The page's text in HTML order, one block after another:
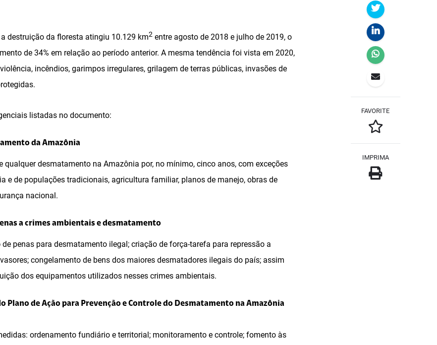
destruição da floresta atingiu 10.129 km2 entre agosto de 2018 e julho de 2019, o
de 34% em relação ao período anterior. A mesma tendência foi vista em 2020,
incêndios, garimpos irregulares, grilagem de terras públicas, invasões de
listadas no documento:
da Amazônia
qualquer desmatamento na Amazônia por, no mínimo, cinco anos, com exceções
e de populações tradicionais, agricultura familiar, planos de manejo, obras de
nacional.
a crimes ambientais e desmatamento
penas para desmatamento ilegal; criação de força-tarefa para repressão a
congelamento de bens dos maiores desmatadores ilegais do país; assim
dos equipamentos utilizados nesses crimes ambientais.
Plano de Ação para Prevenção e Controle do Desmatamento na Amazônia
ordenamento fundiário e territorial; monitoramento e controle; fomento às
FAVORITE
IMPRIMA